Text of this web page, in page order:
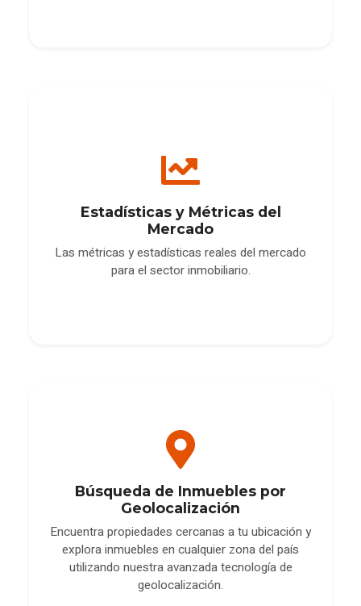
Estadísticas y Métricas del
Mercado
Las métricas y estadísticas reales del mercado
para el sector inmobiliario.
Búsqueda de Inmuebles por
Geolocalización
Encuentra propiedades cercanas a tu ubicación y
explora inmuebles en cualquier zona del país
utilizando nuestra avanzada tecnología de
geolocalización.